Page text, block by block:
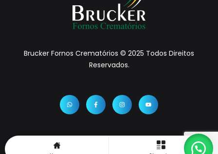
Brucker Fornos Crematórios © 2025 Todos Direitos
Reservados.